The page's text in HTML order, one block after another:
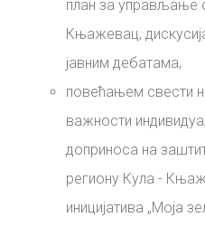
план за управљање
Књажевац,
јавним дебатама,
повећањем свести
важности
доприноса на
региону Кула -
иницијатива „Моја